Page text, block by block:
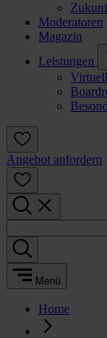
Moderatoren
Magazin
Leistungen
Angebot anfordern
Menü
Home